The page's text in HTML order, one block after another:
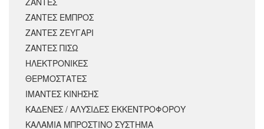
ΖΑΝΤΕΣ ΕΜΠΡΟΣ
ΖΑΝΤΕΣ ΖΕΥΓΑΡΙ
ΖΑΝΤΕΣ ΠΙΣΩ
ΗΛΕΚΤΡΟΝΙΚΕΣ
ΘΕΡΜΟΣΤΑΤΕΣ
ΙΜΑΝΤΕΣ ΚΙΝΗΣΗΣ
ΚΑΔΕΝΕΣ / ΑΛΥΣΙΔΕΣ ΕΚΚΕΝΤΡΟΦΟΡΟΥ
ΚΑΛΑΜΙΑ ΜΠΡΟΣΤΙΝΟ ΣΥΣΤΗΜΑ